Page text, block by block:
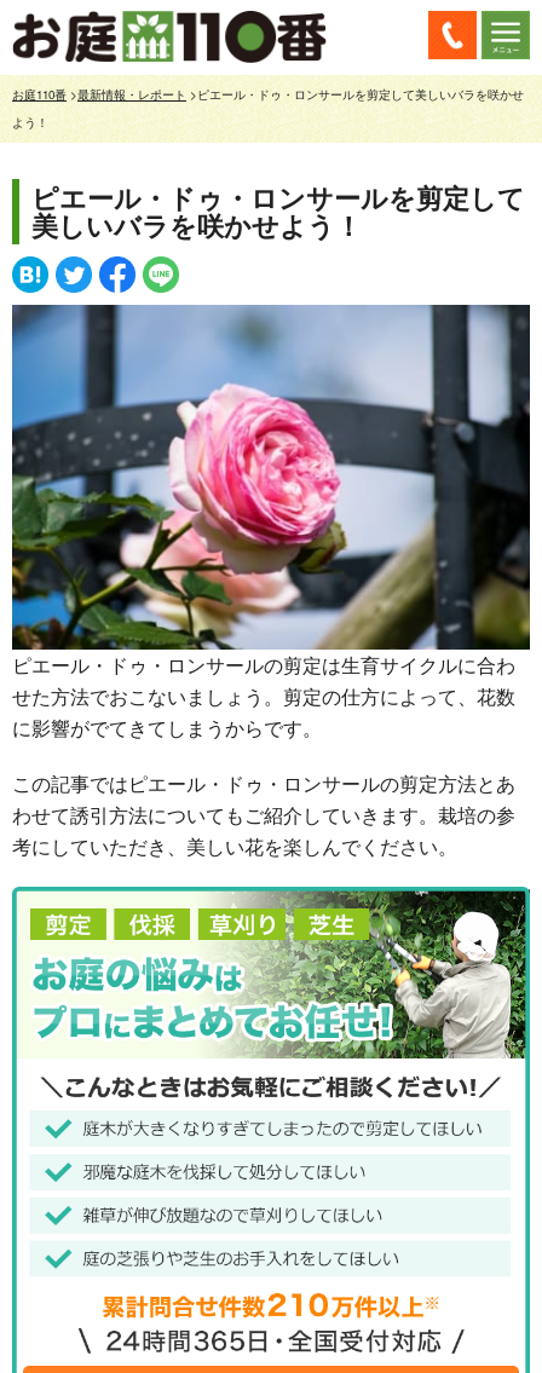
お庭110番>最新情報・レポート >ピエール・ドゥ・ロンサールを剪定して美しいバラを咲かせ
よう！
ピエール・ドゥ・ロンサールを剪定して
美しいバラを咲かせよう！
ピエール・ドゥ・ロンサールの剪定は生育サイクルに合わ
せた方法でおこないましょう。剪定の仕方によって、花数
に影響がでてきてしまうからです。
この記事ではピエール・ドゥ・ロンサールの剪定方法とあ
わせて誘引方法についてもご紹介していきます。栽培の参
考にしていただき、美しい花を楽しんでください。